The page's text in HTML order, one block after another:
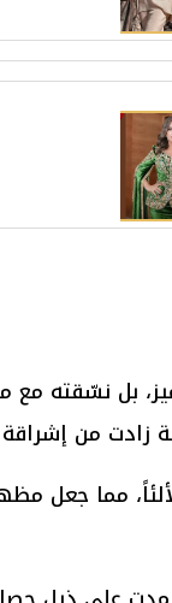
بل نسّقته مع
من إشراقة
مما جعل